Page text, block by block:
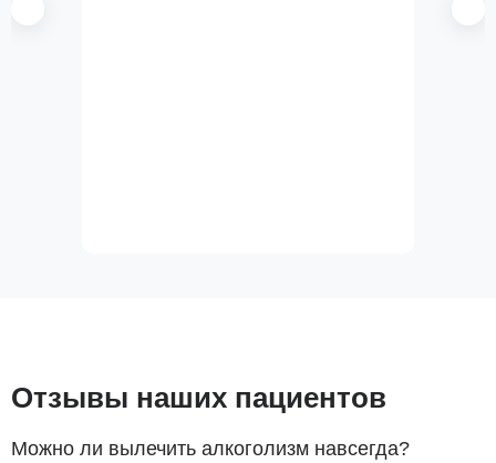
Отзывы наших пациентов
Можно ли вылечить алкоголизм навсегда?